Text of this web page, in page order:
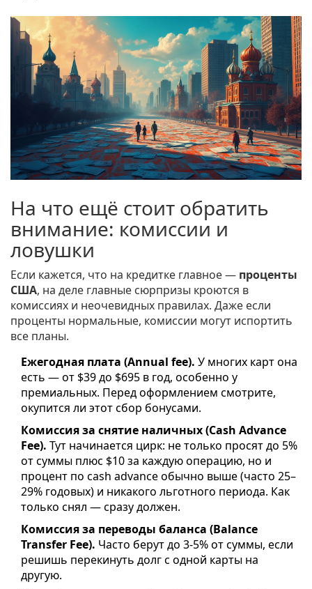
На что ещё стоит обратить
внимание: комиссии и
ловушки
Если кажется, что на кредитке главное — проценты
США, на деле главные сюрпризы кроются в
комиссиях и неочевидных правилах. Даже если
проценты нормальные, комиссии могут испортить
все планы.
Ежегодная плата (Annual fee). У многих карт она
есть — от $39 до $695 в год, особенно у
премиальных. Перед оформлением смотрите,
окупится ли этот сбор бонусами.
Комиссия за снятие наличных (Cash Advance
Fee). Тут начинается цирк: не только просят до 5%
от суммы плюс $10 за каждую операцию, но и
процент по cash advance обычно выше (часто 25–
29% годовых) и никакого льготного периода. Как
только снял — сразу должен.
Комиссия за переводы баланса (Balance
Transfer Fee). Часто берут до 3-5% от суммы, если
решишь перекинуть долг с одной карты на
другую.